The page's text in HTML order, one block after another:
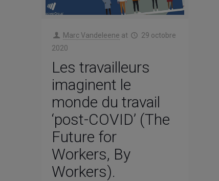
Marc Vandeleene at
29 octobre
2020
Les travailleurs
imaginent le
monde du travail
‘post-COVID’ (The
Future for
Workers, By
Workers).